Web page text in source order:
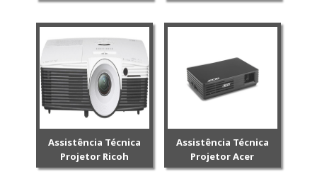
Assistência Técnica
Projetor Ricoh
Assistência Técnica
Projetor Acer